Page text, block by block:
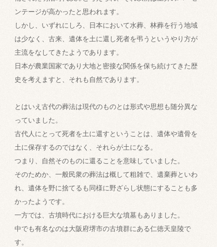
ンテージが高かったと思われます。
しかし、いずれにしろ、日本において水葬、林葬を行う地域
は少なく、古来、遺体を土に還し死者を弔うというやり方が
主流をなしてきたようであります。
日本が農業国家であり大地と密接な関係を保ち続けてきた歴
史を考えますと、それも自然であります。
とはいえ古代の葬法は現代のものとは形式や思想も随分異な
っていました。
古代人にとって死者を土に還すということは、遺体や遺骨を
土に保存するのではなく、それらが土になる。
つまり、自然そのものに還ることを意味していました。
そのためか、一般民衆の葬法は概して粗雑で、遺棄葬といわ
れ、遺体を野に捨てるも同様に野ざらし状態にすることも多
かったようです。
一方では、古墳時代における巨大な墳墓もありました。
中でも有名なのは大阪府堺市の古墳群にある仁徳天皇陵で
す。